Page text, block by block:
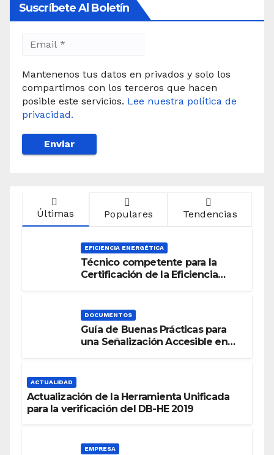
Suscríbete Al Boletín
Mantenenos tus datos en privados y solo los
compartimos con los terceros que hacen
posible este servicios. Lee nuestra política de
privacidad.
Últimas Populares Tendencias
EFICIENCIA ENERGÉTICA
Técnico competente para la
Certificación de la Eficiencia
DOCUMENTOS
Guía de Buenas Prácticas para
una Señalización Accesible en
ACTUALIDAD
Actualización de la Herramienta Unificada
para la verificación del DB-HE 2019
EMPRESA